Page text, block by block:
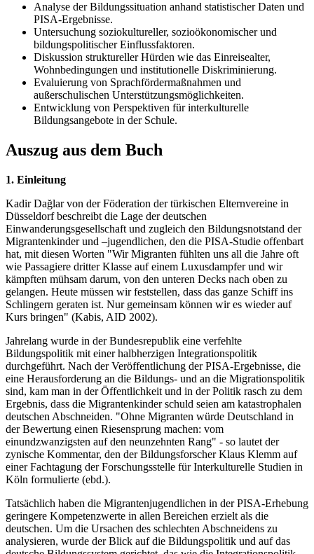
Analyse der Bildungssituation anhand statistischer Daten und
PISA-Ergebnisse.
Untersuchung soziokultureller, sozioökonomischer und
bildungspolitischer Einflussfaktoren.
Diskussion struktureller Hürden wie das Einreisealter,
Wohnbedingungen und institutionelle Diskriminierung.
Evaluierung von Sprachfördermaßnahmen und
außerschulischen Unterstützungsmöglichkeiten.
Entwicklung von Perspektiven für interkulturelle
Bildungsangebote in der Schule.
Auszug aus dem Buch
1. Einleitung
Kadir Dağlar von der Föderation der türkischen Elternvereine in
Düsseldorf beschreibt die Lage der deutschen
Einwanderungsgesellschaft und zugleich den Bildungsnotstand der
Migrantenkinder und –jugendlichen, den die PISA-Studie offenbart
hat, mit diesen Worten "Wir Migranten fühlten uns all die Jahre oft
wie Passagiere dritter Klasse auf einem Luxusdampfer und wir
kämpften mühsam darum, von den unteren Decks nach oben zu
gelangen. Heute müssen wir feststellen, dass das ganze Schiff ins
Schlingern geraten ist. Nur gemeinsam können wir es wieder auf
Kurs bringen" (Kabis, AID 2002).
Jahrelang wurde in der Bundesrepublik eine verfehlte
Bildungspolitik mit einer halbherzigen Integrationspolitik
durchgeführt. Nach der Veröffentlichung der PISA-Ergebnisse, die
eine Herausforderung an die Bildungs- und an die Migrationspolitik
sind, kam man in der Öffentlichkeit und in der Politik rasch zu dem
Ergebnis, dass die Migrantenkinder schuld seien am katastrophalen
deutschen Abschneiden. "Ohne Migranten würde Deutschland in
der Bewertung einen Riesensprung machen: vom
einundzwanzigsten auf den neunzehnten Rang" - so lautet der
zynische Kommentar, den der Bildungsforscher Klaus Klemm auf
einer Fachtagung der Forschungsstelle für Interkulturelle Studien in
Köln formulierte (ebd.).
Tatsächlich haben die Migrantenjugendlichen in der PISA-Erhebung
geringere Kompetenzwerte in allen Bereichen erzielt als die
deutschen. Um die Ursachen des schlechten Abschneidens zu
analysieren, wurde der Blick auf die Bildungspolitik und auf das